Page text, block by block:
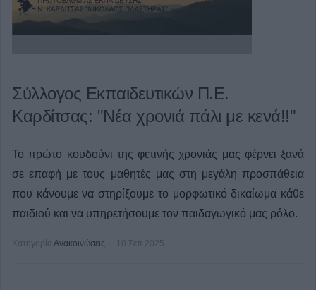
Σύλλογος Εκπαιδευτικών Π.Ε.
Καρδίτσας: "Νέα χρονιά πάλι με κενά!!"
Το πρώτο κουδούνι της φετινής χρονιάς μας φέρνει ξανά
σε επαφή με τους μαθητές μας στη μεγάλη προσπάθεια
που κάνουμε να στηρίξουμε το μορφωτικό δικαίωμα κάθε
παιδιού και να υπηρετήσουμε τον παιδαγωγικό μας ρόλο.
Κατηγορία Ανακοινώσεις 10 Σεπ 2025